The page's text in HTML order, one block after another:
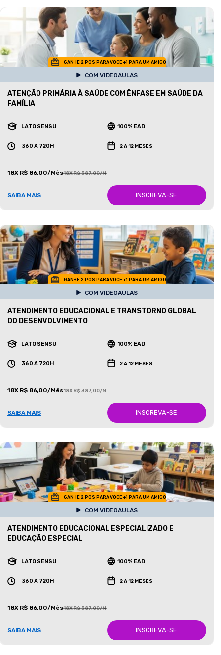
GANHE 2 POS PARA VOCE +1 PARA UM AMIGO
COM VIDEOAULAS
ATENÇÃO PRIMÁRIA À SAÚDE COM ÊNFASE EM SAÚDE DA
FAMÍLIA
LATO SENSU 100% EAD
360 A 720H 2 A 12 MESES
18X R$ 86,00/Mês18X R$ 387,00/Mês
SAIBA MAIS INSCREVA-SE
GANHE 2 POS PARA VOCE +1 PARA UM AMIGO
COM VIDEOAULAS
ATENDIMENTO EDUCACIONAL E TRANSTORNO GLOBAL
DO DESENVOLVIMENTO
LATO SENSU 100% EAD
360 A 720H 2 A 12 MESES
18X R$ 86,00/Mês18X R$ 387,00/Mês
SAIBA MAIS INSCREVA-SE
GANHE 2 POS PARA VOCE +1 PARA UM AMIGO
COM VIDEOAULAS
ATENDIMENTO EDUCACIONAL ESPECIALIZADO E
EDUCAÇÃO ESPECIAL
LATO SENSU 100% EAD
360 A 720H 2 A 12 MESES
18X R$ 86,00/Mês18X R$ 387,00/Mês
SAIBA MAIS INSCREVA-SE